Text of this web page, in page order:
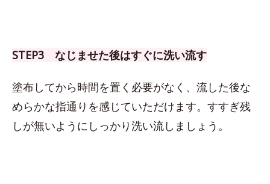
STEP3 なじませた後はすぐに洗い流す
塗布してから時間を置く必要がなく、流した後な
めらかな指通りを感じていただけます。すすぎ残
しが無いようにしっかり洗い流しましょう。